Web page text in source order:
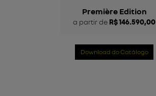
Première Edition
a partir de R$ 146.590,00
Download do Catálogo